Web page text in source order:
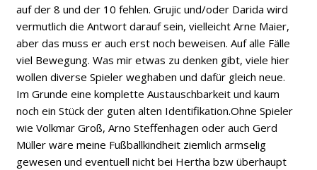
auf der 8 und der 10 fehlen. Grujic und/oder Darida wird
vermutlich die Antwort darauf sein, vielleicht Arne Maier,
aber das muss er auch erst noch beweisen. Auf alle Fälle
viel Bewegung. Was mir etwas zu denken gibt, viele hier
wollen diverse Spieler weghaben und dafür gleich neue.
Im Grunde eine komplette Austauschbarkeit und kaum
noch ein Stück der guten alten Identifikation.Ohne Spieler
wie Volkmar Groß, Arno Steffenhagen oder auch Gerd
Müller wäre meine Fußballkindheit ziemlich armselig
gewesen und eventuell nicht bei Hertha bzw überhaupt